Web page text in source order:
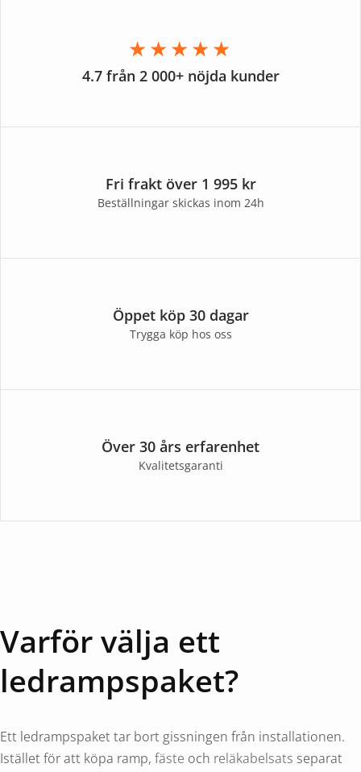
★★★★★
4.7 från 2 000+ nöjda kunder
Fri frakt över 1 995 kr
Beställningar skickas inom 24h
Öppet köp 30 dagar
Trygga köp hos oss
Över 30 års erfarenhet
Kvalitetsgaranti
Varför välja ett
ledrampspaket?
Ett ledrampspaket tar bort gissningen från installationen.
Istället för att köpa ramp, fäste och reläkabelsats separat